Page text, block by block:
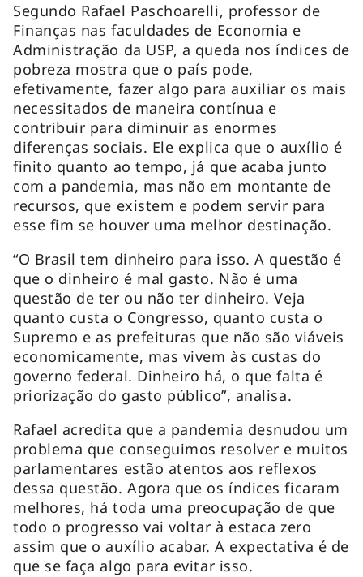
Segundo Rafael Paschoarelli, professor de
Finanças nas faculdades de Economia e
Administração da USP, a queda nos índices de
pobreza mostra que o país pode,
efetivamente, fazer algo para auxiliar os mais
necessitados de maneira contínua e
contribuir para diminuir as enormes
diferenças sociais. Ele explica que o auxílio é
finito quanto ao tempo, já que acaba junto
com a pandemia, mas não em montante de
recursos, que existem e podem servir para
esse fim se houver uma melhor destinação.
“O Brasil tem dinheiro para isso. A questão é
que o dinheiro é mal gasto. Não é uma
questão de ter ou não ter dinheiro. Veja
quanto custa o Congresso, quanto custa o
Supremo e as prefeituras que não são viáveis
economicamente, mas vivem às custas do
governo federal. Dinheiro há, o que falta é
priorização do gasto público”, analisa.
Rafael acredita que a pandemia desnudou um
problema que conseguimos resolver e muitos
parlamentares estão atentos aos reflexos
dessa questão. Agora que os índices ficaram
melhores, há toda uma preocupação de que
todo o progresso vai voltar à estaca zero
assim que o auxílio acabar. A expectativa é de
que se faça algo para evitar isso.